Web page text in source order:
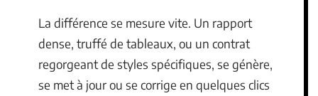
La différence se mesure vite. Un rapport
dense, truffé de tableaux, ou un contrat
regorgeant de styles spécifiques, se génère,
se met à jour ou se corrige en quelques clics